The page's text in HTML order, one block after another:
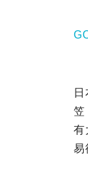
笠
有
易